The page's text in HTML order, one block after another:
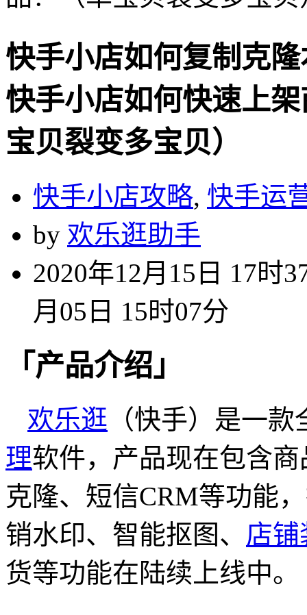
快手小店如何复制克
快手小店如何快速上
宝贝裂变多宝贝）
快手小店攻略, 快手运
by 欢乐逛助手
2020年12月15日 17时
月05日 15时07分
「产品介绍」
欢乐逛 （快手）是一款
理软件，产品现在包含
克隆、短信CRM等功能
销水印、智能抠图、 店铺
货等功能在陆续上线中。